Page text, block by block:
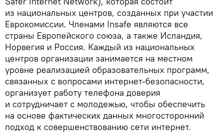
из национальных центров, созданных при участии
Еврокомиссии. Членами Insafe являются все
страны Европейского союза, а также Исландия,
Норвегия и Россия. Каждый из национальных
центров организации занимается на местном
уровне реализацией образовательных программ,
связанных с вопросами интернет-безопасности,
организует работу телефона доверия
и сотрудничает с молодежью, чтобы обеспечить
на основе фактических данных многосторонний
подход к совершенствованию сети интернет.